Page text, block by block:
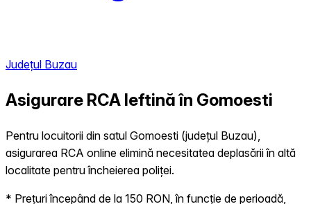
Județul Buzau
Asigurare RCA Ieftină în Gomoesti
Pentru locuitorii din satul Gomoesti (județul Buzau),
asigurarea RCA online elimină necesitatea deplasării în altă
localitate pentru încheierea poliței.
* Prețuri începând de la 150 RON, în funcție de perioadă,